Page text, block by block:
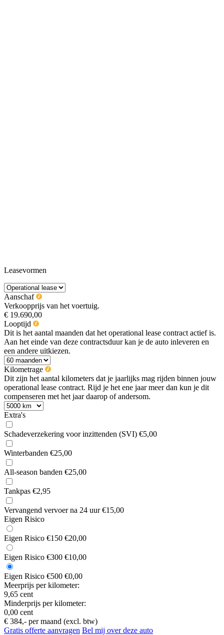
Leasevormen
Aanschaf
Verkoopprijs van het voertuig.
€ 19.690,00
Looptijd
Dit is het aantal maanden dat het operational lease contract actief is.
Aan het einde van deze contractsduur kan je de auto inleveren en
een andere uitkiezen.
Kilometrage
Dit zijn het aantal kilometers dat je jaarlijks mag rijden binnen jouw
operational lease contract. Rijd je het ene jaar meer dan kun je dit
compenseren met het jaar daarop of andersom.
Extra's
Schadeverzekering voor inzittenden (SVI) €5,00
Winterbanden €25,00
All-season banden €25,00
Tankpas €2,95
Vervangend vervoer na 24 uur €15,00
Eigen Risico
Eigen Risico €150 €20,00
Eigen Risico €300 €10,00
Eigen Risico €500 €0,00
Meerprijs per kilometer:
9,65 cent
Minderprijs per kilometer:
0,00 cent
€ 384,- per maand (excl. btw)
Gratis offerte aanvragen Bel mij over deze auto